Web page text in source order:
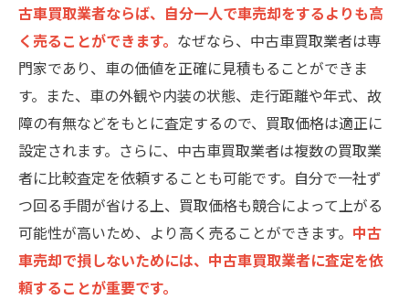
古車買取業者ならば、自分一人で車売却をするよりも高
く売ることができます。 なぜなら、中古車買取業者は専
門家であり、車の価値を正確に見積もることができま
す。また、車の外観や内装の状態、走行距離や年式、故
障の有無などをもとに査定するので、買取価格は適正に
設定されます。さらに、中古車買取業者は複数の買取業
者に比較査定を依頼することも可能です。自分で一社ず
つ回る手間が省ける上、買取価格も競合によって上がる
可能性が高いため、より高く売ることができます。 中古
車売却で損しないためには、中古車買取業者に査定を依
頼することが重要です。